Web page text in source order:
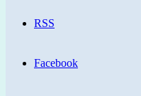
RSS
Facebook